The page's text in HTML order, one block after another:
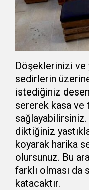
Döşeklerinizi ve
sedirlerin
istediğiniz
sererek kasa ve
sağlayabilirsiniz.
diktiğiniz
koyarak harika
olursunuz. Bu
farklı olması da
katacaktır.